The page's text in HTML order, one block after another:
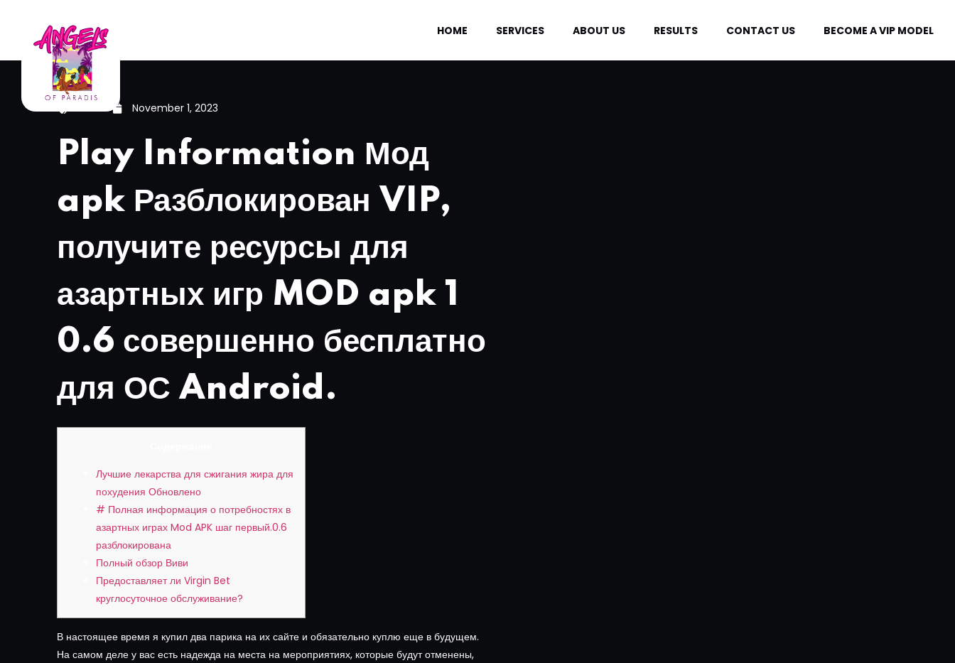
HOME SERVICES ABOUT US RESULTS CONTACT US BECOME A VIP MODEL
News November 1, 2023
Play Information Мод
apk Разблокирован VIP,
получите ресурсы для
азартных игр MOD apk 1
0.6 совершенно бесплатно
для ОС Android.
Лучшие лекарства для сжигания жира для
похудения Обновлено
# Полная информация о потребностях в
азартных играх Mod APK шаг первый.0.6
разблокирована
Полный обзор Виви
Предоставляет ли Virgin Bet
круглосуточное обслуживание?
В настоящее время я купил два парика на их сайте и обязательно куплю еще в будущем.
На самом деле у вас есть надежда на места на мероприятиях, которые будут отменены,